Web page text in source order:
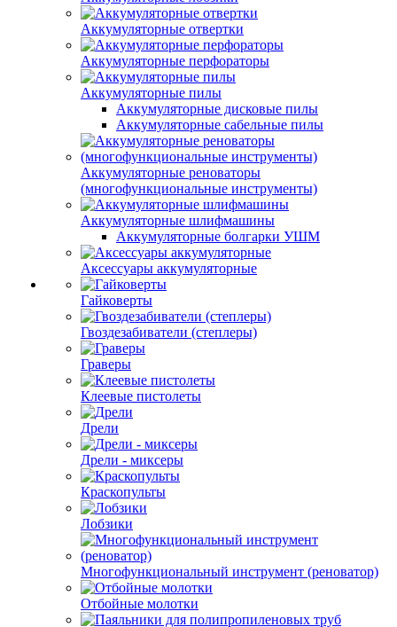
Аккумуляторные отвертки
Аккумуляторные перфораторы
Аккумуляторные пилы
Аккумуляторные дисковые пилы
Аккумуляторные сабельные пилы
Аккумуляторные реноваторы
(многофункциональные инструменты)
Аккумуляторные шлифмашины
Аккумуляторные болгарки УШМ
Аксессуары аккумуляторные
Гайковерты
Гвоздезабиватели (степлеры)
Граверы
Клеевые пистолеты
Дрели
Дрели - миксеры
Краскопульты
Лобзики
Многофункциональный инструмент (реноватор)
Отбойные молотки